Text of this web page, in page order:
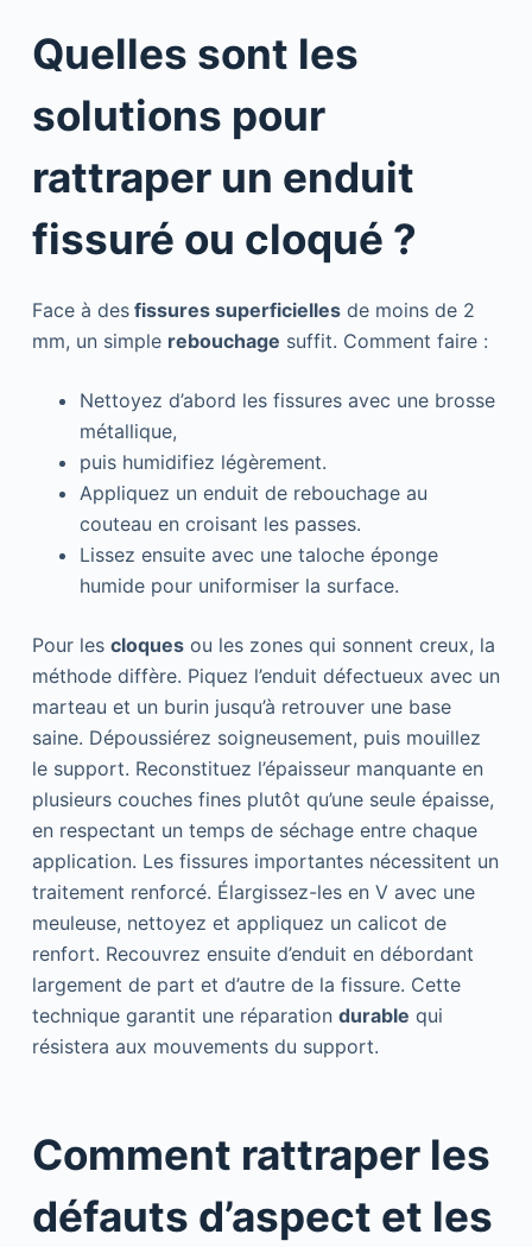
Quelles sont les
solutions pour
rattraper un enduit
fissuré ou cloqué ?
Face à desfissures superficiellesde moins de 2
mm, un simple rebouchage suffit. Comment faire :
Nettoyez d’abord les fissures avec une brosse
métallique,
puis humidifiez légèrement.
Appliquez un enduit de rebouchage au
couteau en croisant les passes.
Lissez ensuite avec une taloche éponge
humide pour uniformiser la surface.
Pour les cloquesou les zones qui sonnent creux, la
méthode diffère. Piquez l’enduit défectueux avec un
marteau et un burin jusqu’à retrouver une base
saine. Dépoussiérez soigneusement, puis mouillez
le support. Reconstituez l’épaisseur manquante en
plusieurs couches fines plutôt qu’une seule épaisse,
en respectant un temps de séchage entre chaque
application. Les fissures importantes nécessitent un
traitement renforcé. Élargissez-les en V avec une
meuleuse, nettoyez et appliquez un calicot de
renfort. Recouvrez ensuite d’enduit en débordant
largement de part et d’autre de la fissure. Cette
technique garantit une réparation durable qui
résistera aux mouvements du support.
Comment rattraper les
défauts d’aspect et les